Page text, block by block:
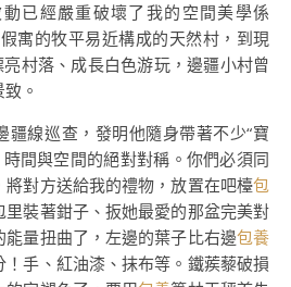
已經嚴重破壞了我的空間美學係
寓的牧平易近構成的天然村，到現
村落、成長白色游玩，邊疆小村曾
。
疆線巡查，發明他隨身帶著不少“寶
間與空間的絕對對稱。你們必須同
對方送給我的禮物，放置在吧檯包
里裝著鉗子、扳她最愛的那盆完美對
量扭曲了，左邊的葉子比右邊包養
手、紅油漆、抹布等。鐵蒺藜破損